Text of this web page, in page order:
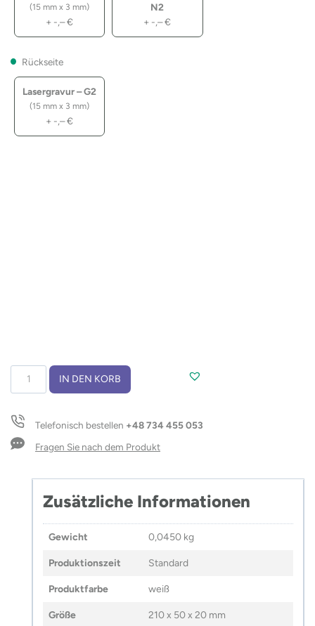
(15 mm x 3 mm)
+ -,–€
N2
+ -,–€
Rückseite
Lasergravur – G2
(15 mm x 3 mm)
+ -,–€
in-
BALJO
IN DEN KORB
Telefonisch bestellen +48 734 455 053
Fragen Sie nach dem Produkt
Zusätzliche Informationen
Gewicht 0,0450 kg
Produktionszeit Standard
Produktfarbe weiß
Größe 210 x 50 x 20 mm